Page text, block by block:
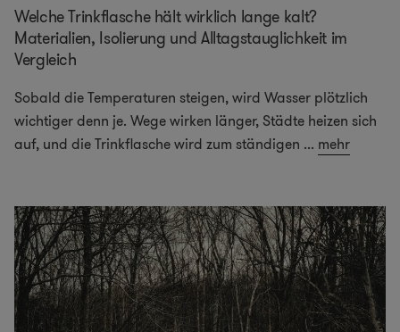
Welche Trinkflasche hält wirklich lange kalt?
Materialien, Isolierung und Alltagstauglichkeit im
Vergleich
Sobald die Temperaturen steigen, wird Wasser plötzlich
wichtiger denn je. Wege wirken länger, Städte heizen sich
auf, und die Trinkflasche wird zum ständigen ... mehr